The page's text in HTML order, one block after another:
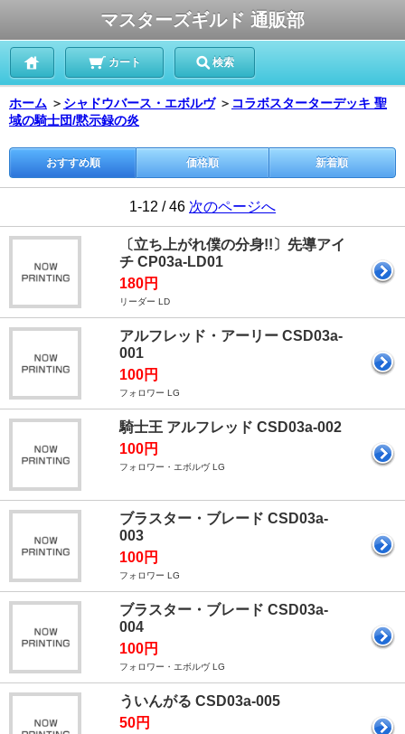
マスターズギルド 通販部
カート 検索
ホーム ＞ シャドウバース・エボルヴ ＞ コラボスターターデッキ 聖
域の騎士団/黙示録の炎
おすすめ順 価格順 新着順
1-12 / 46 次のページへ
〔立ち上がれ僕の分身!!〕先導アイ
チ CP03a-LD01
180円
リーダー LD
アルフレッド・アーリー CSD03a-
001
100円
フォロワー LG
騎士王 アルフレッド CSD03a-002
100円
フォロワー・エボルヴ LG
ブラスター・ブレード CSD03a-
003
100円
フォロワー LG
ブラスター・ブレード CSD03a-
004
100円
フォロワー・エボルヴ LG
ういんがる CSD03a-005
50円